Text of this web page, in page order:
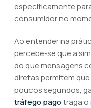
especificamente
consumidor no
Ao entender na
percebe-se que a
do que mensagens
diretas permitem
poucos segundos,
tráfego pagotraga o